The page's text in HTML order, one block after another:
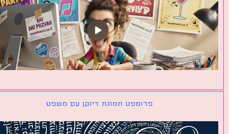
פרומפט תמונת דיוקן עם משפט